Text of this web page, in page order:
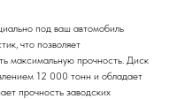
под ваш автомобиль
что позволяет
максимальную прочность. Диск
12 000 тонн и обладает
прочность заводских